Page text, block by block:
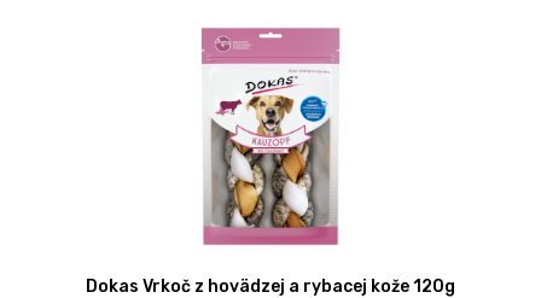
Dokas Vrkoč z hovädzej a rybacej kože 120g